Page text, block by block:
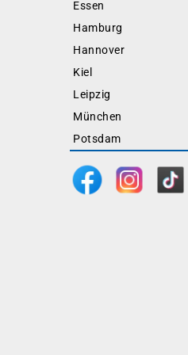
Essen
Hamburg
Hannover
Kiel
Leipzig
München
Potsdam